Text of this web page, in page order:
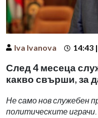
Iva Ivanova 14:43
След 4 месеца
какво свърши, за
Не само нов служебен
политическите